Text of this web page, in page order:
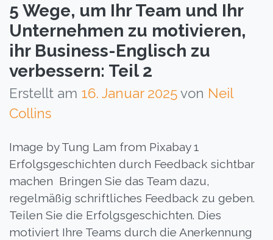
5 Wege, um Ihr Team und Ihr
Unternehmen zu motivieren,
ihr Business-Englisch zu
verbessern: Teil 2
Erstellt am 16. Januar 2025von Neil
Collins
Image by Tung Lam from Pixabay 1
Erfolgsgeschichten durch Feedback sichtbar
machen Bringen Sie das Team dazu,
regelmäßig schriftliches Feedback zu geben.
Teilen Sie die Erfolgsgeschichten. Dies
motiviert Ihre Teams durch die Anerkennung